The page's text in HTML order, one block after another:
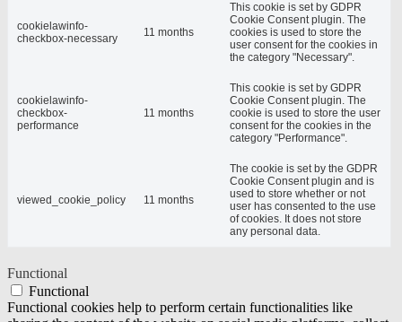
cookielawinfo-
checkbox-necessary
11 months
This cookie is set by GDPR
Cookie Consent plugin. The
cookies is used to store the
user consent for the cookies in
the category "Necessary".
cookielawinfo-
checkbox-
performance
11 months
This cookie is set by GDPR
Cookie Consent plugin. The
cookie is used to store the user
consent for the cookies in the
category "Performance".
viewed_cookie_policy 11 months
The cookie is set by the GDPR
Cookie Consent plugin and is
used to store whether or not
user has consented to the use
of cookies. It does not store
any personal data.
Functional
Functional
Functional cookies help to perform certain functionalities like